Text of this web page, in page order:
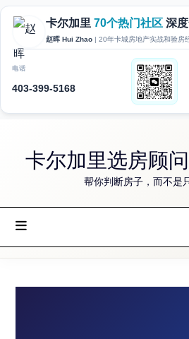
卡尔加里选房顾
帮你判断房子，而不是